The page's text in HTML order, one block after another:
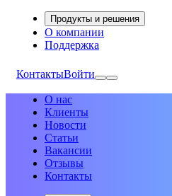
Продукты и решения
О компании
Поддержка
КонтактыВойти
О нас
Клиенты
Новости
Статьи
Вакансии
Отзывы
Контакты